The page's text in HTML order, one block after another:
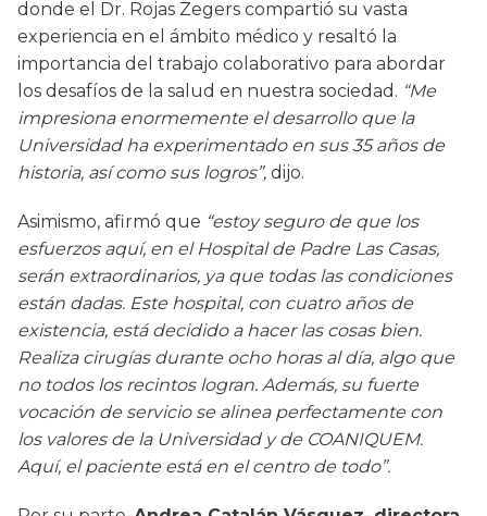
donde el Dr. Rojas Zegers compartió su vasta
experiencia en el ámbito médico y resaltó la
importancia del trabajo colaborativo para abordar
los desafíos de la salud en nuestra sociedad. “Me
impresiona enormemente el desarrollo que la
Universidad ha experimentado en sus 35 años de
historia, así como sus logros”, dijo.
Asimismo, afirmó que “estoy seguro de que los
esfuerzos aquí, en el Hospital de Padre Las Casas,
serán extraordinarios, ya que todas las condiciones
están dadas. Este hospital, con cuatro años de
existencia, está decidido a hacer las cosas bien.
Realiza cirugías durante ocho horas al día, algo que
no todos los recintos logran. Además, su fuerte
vocación de servicio se alinea perfectamente con
los valores de la Universidad y de COANIQUEM.
Aquí, el paciente está en el centro de todo”.